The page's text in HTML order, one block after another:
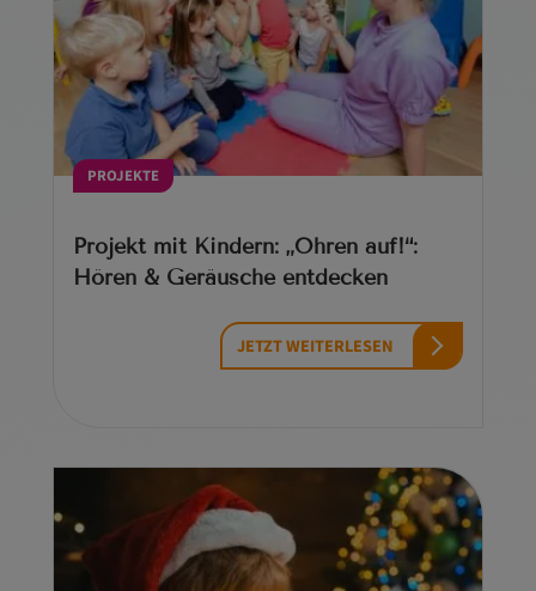
PROJEKTE
Projekt mit Kindern: „Ohren auf!“:
Hören & Geräusche entdecken
JETZT WEITERLESEN